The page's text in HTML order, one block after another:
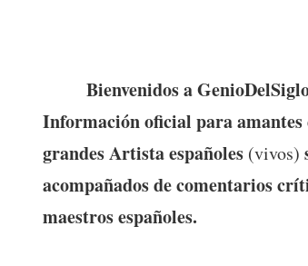
Bienvenidos a
Información oficial para
grandes Artista españoles (vivos)
acompañados de comentarios
maestros españoles.